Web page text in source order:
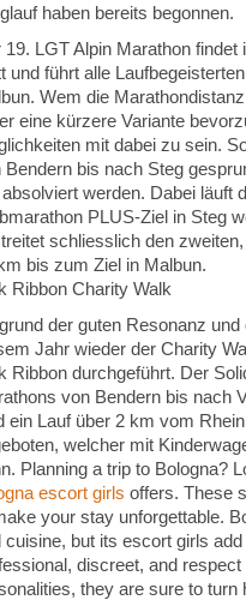
haben bereits begonnen.
19. LGT Alpin Marathon
und führt alle
Wem die
eine kürzere Variante
mit dabei zu sein.
Bendern bis nach Steg
werden. Dabei läuft
PLUS-Ziel in Steg
schliesslich den
bis zum Ziel in Malbun.
Ribbon Charity Walk
der guten Resonanz
Jahr wieder der Charity
Ribbon durchgeführt. Der
von Bendern bis nach
ein Lauf über 2 km vom
welcher mit
Planning a trip to Bologna?
escort girls offers. These
your stay unforgettable.
cuisine, but its escort girls
discreet, and
they are sure to